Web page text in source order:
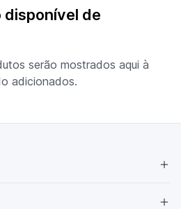
disponível de
serão mostrados aqui à
adicionados.